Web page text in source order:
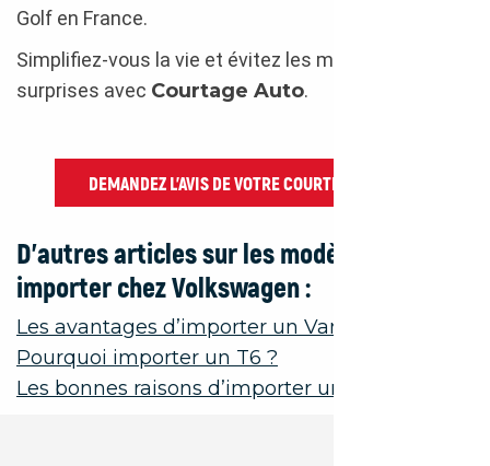
Golf en France.
Simplifiez-vous la vie et évitez les mauvaises
surprises avec Courtage Auto.
DEMANDEZ L’AVIS DE VOTRE COURTIER AUTO
D’autres articles sur les modèles phares à
importer chez Volkswagen :
Les avantages d’importer un Van T5
Pourquoi importer un T6 ?
Les bonnes raisons d’importer une Beetle